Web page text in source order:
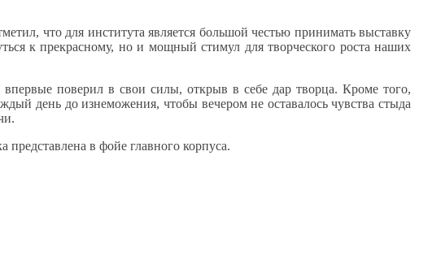
что для института является большой честью принимать выставку
к прекрасному, нои мощный стимул для творческого роста наших
впервые поверил в свои силы, открыв в себедар творца. Кроме того,
день до изнеможения, чтобы вечеромне оставалосьчувства стыда
представлена в фойе главного корпуса.